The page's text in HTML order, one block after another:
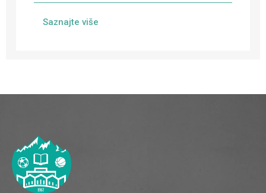
Saznajte više